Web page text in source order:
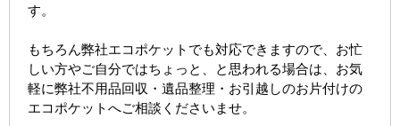
す。
もちろん弊社エコポケットでも対応できますので、お忙
しい方やご自分ではちょっと、と思われる場合は、お気
軽に弊社不用品回収・遺品整理・お引越しのお片付けの
エコポケットへご相談くださいませ。